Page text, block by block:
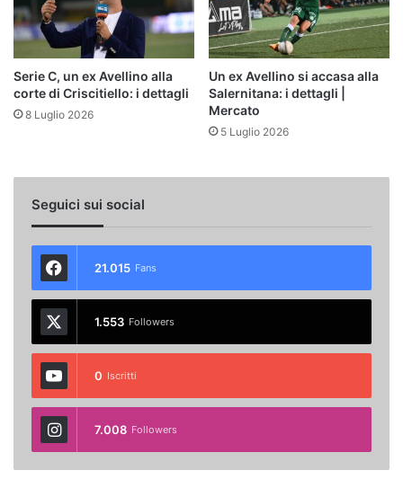
Serie C, un ex Avellino alla
corte di Criscitiello: i dettagli
8 Luglio 2026
Un ex Avellino si accasa alla
Salernitana: i dettagli |
Mercato
5 Luglio 2026
Seguici sui social
21.015 Fans
1.553 Followers
0 Iscritti
7.008 Followers